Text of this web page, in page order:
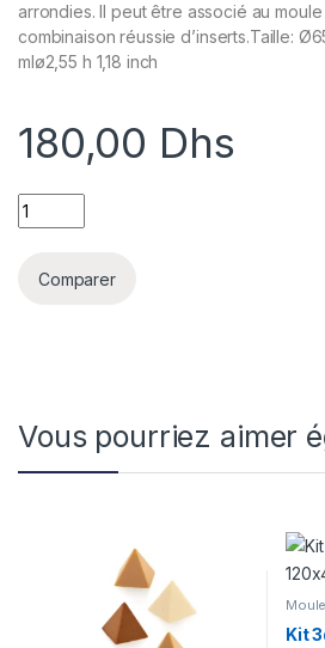
arrondies. Il peut être associé au moule
combinaison réussie d’inserts.Taille:
mlø2,55 h 1,18 inch
180,00 Dhs
MOULE SILICONE BLANC STONE
Comparer
Vous pourriez aimer
Kit